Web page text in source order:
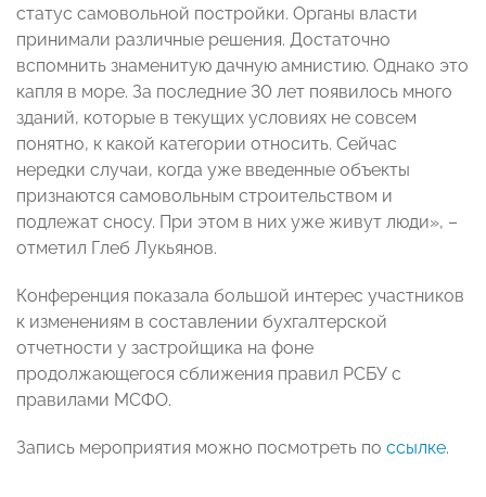
статус самовольной постройки. Органы власти
принимали различные решения. Достаточно
вспомнить знаменитую дачную амнистию. Однако это
капля в море. За последние 30 лет появилось много
зданий, которые в текущих условиях не совсем
понятно, к какой категории относить. Сейчас
нередки случаи, когда уже введенные объекты
признаются самовольным строительством и
подлежат сносу. При этом в них уже живут люди», –
отметил Глеб Лукьянов.
Конференция показала большой интерес участников
к изменениям в составлении бухгалтерской
отчетности у застройщика на фоне
продолжающегося сближения правил РСБУ с
правилами МСФО.
Запись мероприятия можно посмотреть по ссылке.